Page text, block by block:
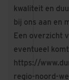
kwaliteit en
bij ons aan en
Een overzicht
eventueel
https://
regio-noord-